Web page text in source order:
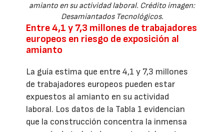
amianto en su actividad laboral. Crédito imagen:
Desamiantados Tecnológicos.
Entre 4,1 y 7,3 millones de trabajadores
europeos en riesgo de exposición al
amianto
La guía estima que entre 4,1 y 7,3 millones
de trabajadores europeos pueden estar
expuestos al amianto en su actividad
laboral. Los datos de la Tabla 1 evidencian
que la construcción concentra la inmensa